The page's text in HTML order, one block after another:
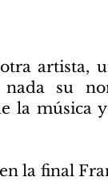
artista,
su
la música
la final